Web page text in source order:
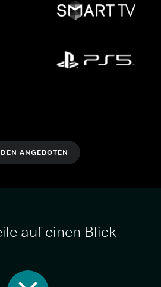
ANGEBOTEN
auf einen Blick